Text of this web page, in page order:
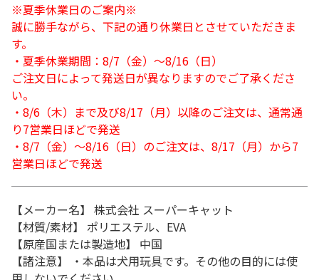
※夏季休業日のご案内※
誠に勝手ながら、下記の通り休業日とさせていただきま
す。
・夏季休業期間：8/7（金）～8/16（日）
ご注文日によって発送日が異なりますのでご了承くださ
い。
・8/6（木）まで及び8/17（月）以降のご注文は、通常通
り7営業日ほどで発送
・8/7（金）～8/16（日）のご注文は、8/17（月）から7
営業日ほどで発送
【メーカー名】 株式会社 スーパーキャット
【材質/素材】 ポリエステル、EVA
【原産国または製造地】 中国
【諸注意】 ・本品は犬用玩具です。その他の目的には使